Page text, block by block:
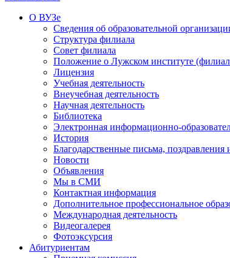
О ВУЗе
Сведения об образовательной
Структура филиала
Совет филиала
Положение о Лужском институте
Лицензия
Учебная деятельность
Внеучебная деятельность
Научная деятельность
Библиотека
Электронная информационно-
История
Благодарственные письма, поздравления
Новости
Объявления
Мы в СМИ
Контактная информация
Дополнительное профессиональное
Международная деятельность
Видеогалерея
Фотоэксурсия
Абитуриентам